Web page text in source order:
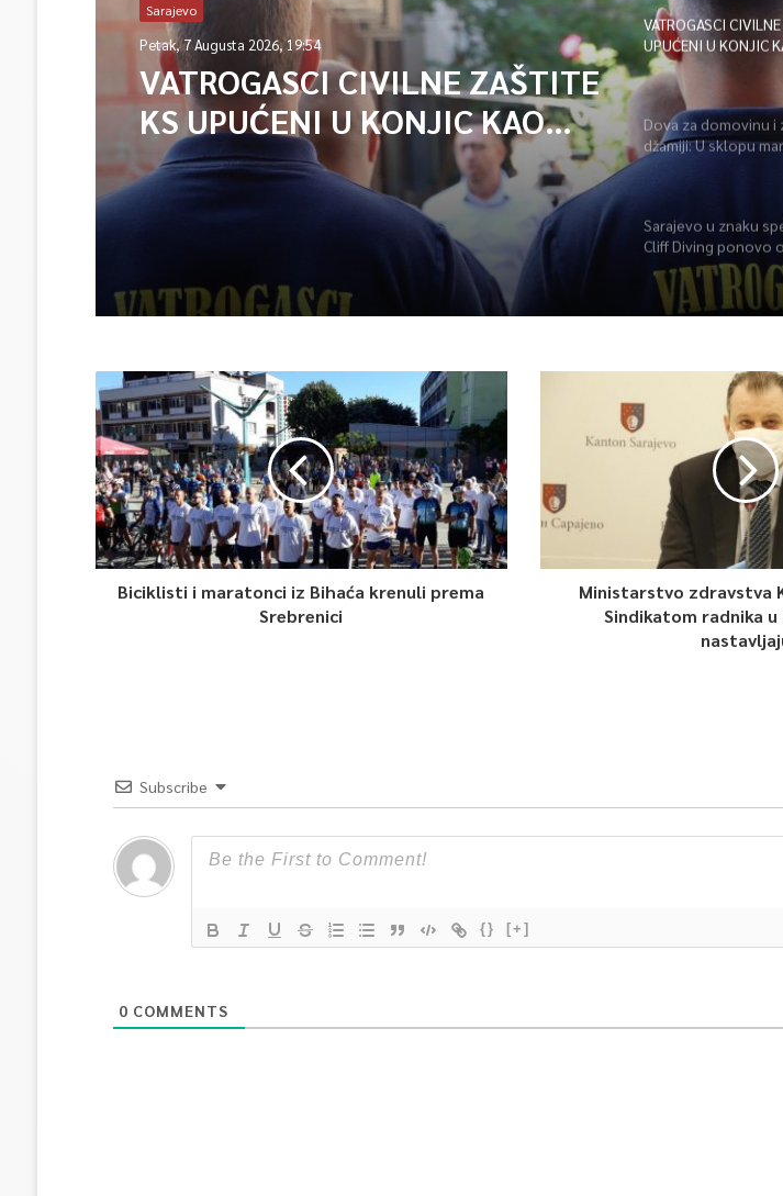
Sarajevo
Petak, 7 Augusta 2026, 19:54
VATROGASCI CIVILNE ZAŠTITE
KS UPUĆENI U KONJIC KAO
ISPOMOĆ U GAŠENJU POŽARA
VATROGASCI
UPUĆENI U KONJIC
GAŠENJU POŽARA
Dova za domovinu i
džamiji: U sklopu
BiH – Igman 2026“
Sarajevo u znaku
Cliff Diving ponovo
skakače i vrhunsku
Biciklisti i maratonci iz Bihaća krenuli prema
Srebrenici
Ministarstvo zdravstva
Sindikatom radnika
Subscribe
{} [+]
0 COMMENTS